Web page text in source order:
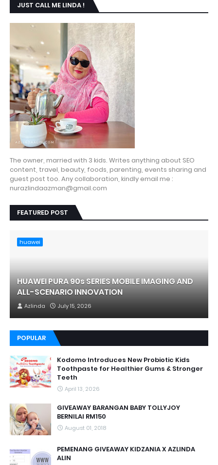
JUST CALL ME LINDA !
The owner, married with 3 kids. Writes anything about SEO
content, travel, beauty, foods, parenting, events sharing and
guest post too. Any collaboration, kindly email me :
nurazlindaazman@gmail.com
FEATURED POST
huawei
HUAWEI PURA 90s SERIES MOBILE IMAGING AND
ALL-SCENARIO INNOVATION
Azlinda July 15, 2026
POPULAR
Kodomo Introduces New Probiotic Kids
Toothpaste for Healthier Gums & Stronger
Teeth
April 13, 2026
GIVEAWAY BARANGAN BABY TOLLYJOY
BERNILAI RM150
August 01, 2018
PEMENANG GIVEAWAY KIDZANIA X AZLINDA
ALIN